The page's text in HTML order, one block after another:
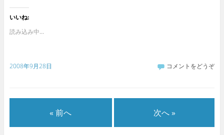
いいね:
読み込み中...
2008年9月28日 コメントをどうぞ
« 前へ 次へ »